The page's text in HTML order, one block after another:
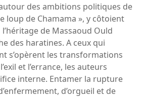
des ambitions politiques de
loup de Chamama », y côtoient
de Massaoud Ould
des haratines. A ceux qui
s’opèrent les transformations
et l’errance, les auteurs
interne. Entamer la rupture
d’orgueil et de